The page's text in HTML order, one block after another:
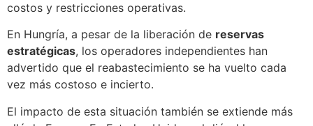
costos y restricciones operativas.
En Hungría, a pesar de la liberación de reservas
estratégicas, los operadores independientes han
advertido que el reabastecimiento se ha vuelto cada
vez más costoso e incierto.
El impacto de esta situación también se extiende más